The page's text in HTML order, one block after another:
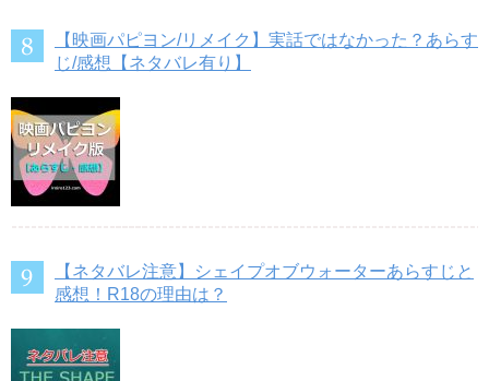
【映画パピヨン/リメイク】実話ではなかった？あらす
じ/感想【ネタバレ有り】
【ネタバレ注意】シェイプオブウォーターあらすじと
感想！R18の理由は？